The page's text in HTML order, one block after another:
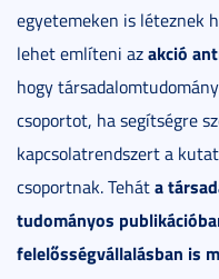
egyetemeken is léteznek
lehet említeni azakció
hogy
csoportot, ha segítségre
kapcsolatrendszert a
csoportnak. Teháta
tudományos
felelősségvállalásban is